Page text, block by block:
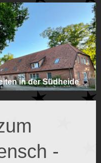
in der Südheide
-